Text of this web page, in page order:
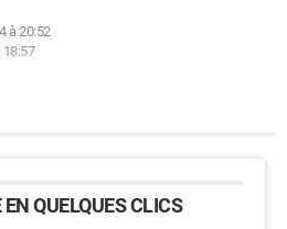
à 20:52
18:57
QUELQUES CLICS